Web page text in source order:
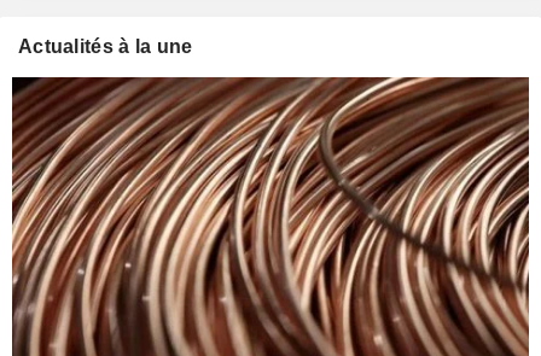
Actualités à la une